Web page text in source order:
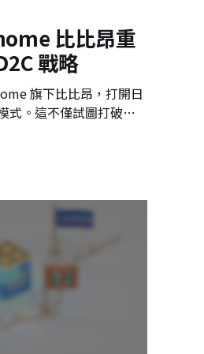
比比昂重
戰略
旗下比比昂，打開日
式。這不僅試圖打破傳
在御宅經濟的護城
度的資本實用主義與非